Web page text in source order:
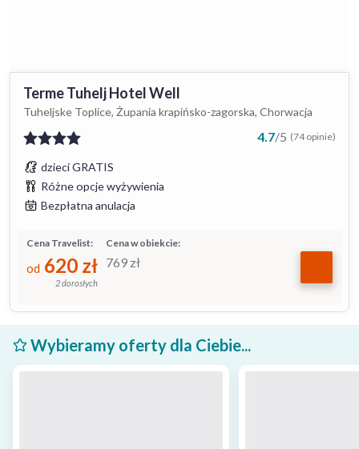
Terme Tuhelj Hotel Well
Tuheljske Toplice, Żupania krapińsko-zagorska, Chorwacja
4.7/5 (74 opinie)
dzieci GRATIS
Różne opcje wyżywienia
Bezpłatna anulacja
Cena w obiekcie:
769 zł
Cena Travelist:
od 620 zł
2 dorosłych
Wybieramy oferty dla Ciebie...